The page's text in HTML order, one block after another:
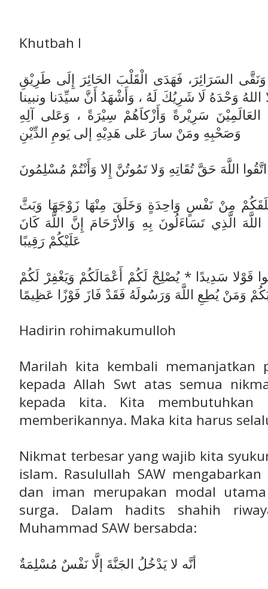
Khutbah I
السَرَائِرَ، فَهَدَى الْقَلْبَ الحَائِرَ إِلَى طَرِيْقِ
اللهُ وَحْدَهُ لَا شَرِيُكَ لَهُ ، وَأَشْهَدُ أَنَّ سيِّدَنا ونبينا
سَرِيْرةً وَأَزْكاَهُمْ سِيْرَةً ، وَعَلى آلِهِ
وَصَحْبِهِ ومَنْ سارَ عَلى هَدِيْهِ إلى يَومِ الدِّيْنِ
اتَّقُوا اللَّهَ حَقَّ تُقَاتِهِ وَلا تَمُوتُنَّ إِلا وَأَنْتُمْ مُسْلِمُونَ
خَلَقَكُمْ مِنْ نَفْسٍ وَاحِدَةٍ وَخَلَقَ مِنْهَا زَوْجَهَا وَبَثَّ
اللَّهَ الَّذِي تَسَاءَلُونَ بِهِ وَالأرْحَامَ إِنَّ اللَّهَ كَانَ
عَلَيْكُمْ رَقِيبًا
قَوْلا سَدِيدًا * يُصْلِحْ لَكُمْ أَعْمَالَكُمْ وَيَغْفِرْ لَكُمْ
وَمَنْ يُطِعِ اللَّهَ وَرَسُولَهُ فَقَدْ فَازَ فَوْزًا عَظِيمًا
Hadirin rohimakumulloh
Marilah kita kembali
kepada Allah Swt atas semua
kepada kita. Kita membutuhkan
memberikannya. Maka kita harus
Nikmat terbesar yang wajib kita
islam. Rasulullah SAW
dan iman merupakan modal
surga. Dalam hadits shahih
Muhammad SAW bersabda:
أنَّه لا يَدْخُلُ الجَنَّةَ إلَّا نَفْسٌ مُسْلِمَةٌ